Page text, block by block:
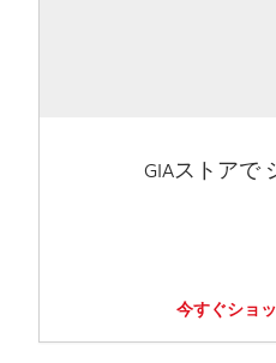
GIAストアで
今すぐショ